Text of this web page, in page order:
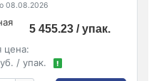
08.08.2026
5 455.23 / упак.
цена:
/ упак.
!